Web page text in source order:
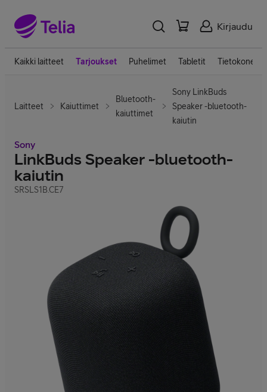
Kirjaudu
Kaikki laitteet Tarjoukset Puhelimet Tabletit Tietokoneet
Laitteet Kaiuttimet
Bluetooth-
kaiuttimet
Sony LinkBuds
Speaker -bluetooth-
kaiutin
Sony
LinkBuds Speaker -bluetooth-
kaiutin
SRSLS1B.CE7